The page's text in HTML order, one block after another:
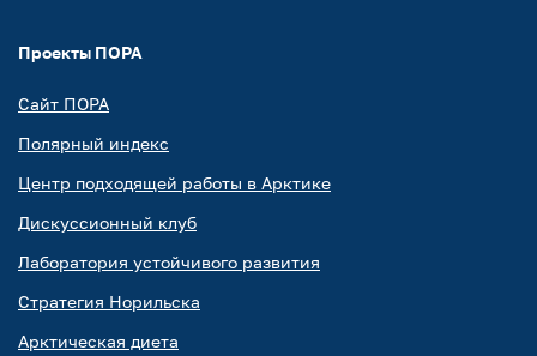
Проекты ПОРА
Сайт ПОРА
Полярный индекс
Центр подходящей работы в Арктике
Дискуссионный клуб
Лаборатория устойчивого развития
Стратегия Норильска
Арктическая диета